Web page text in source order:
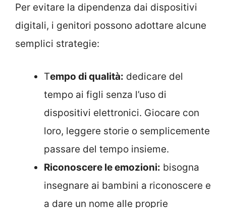
Per evitare la dipendenza dai dispositivi
digitali, i genitori possono adottare alcune
semplici strategie:
Tempo di qualità: dedicare del
tempo ai figli senza l’uso di
dispositivi elettronici. Giocare con
loro, leggere storie o semplicemente
passare del tempo insieme.
Riconoscere le emozioni: bisogna
insegnare ai bambini a riconoscere e
a dare un nome alle proprie